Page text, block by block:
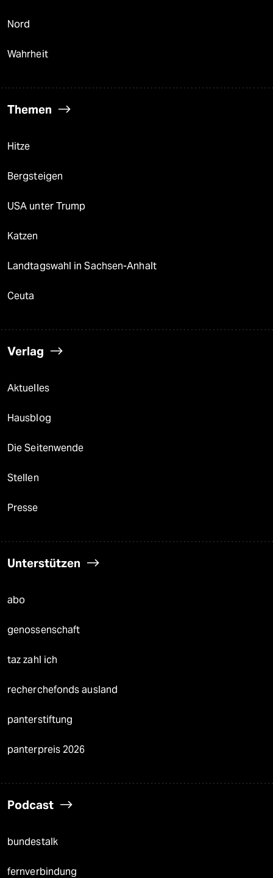
Nord
Wahrheit
Themen
Hitze
Bergsteigen
USA unter Trump
Katzen
Landtagswahl in Sachsen-Anhalt
Ceuta
Verlag
Aktuelles
Hausblog
Die Seitenwende
Stellen
Presse
Unterstützen
abo
genossenschaft
taz zahl ich
recherchefonds ausland
panterstiftung
panterpreis 2026
Podcast
bundestalk
fernverbindung